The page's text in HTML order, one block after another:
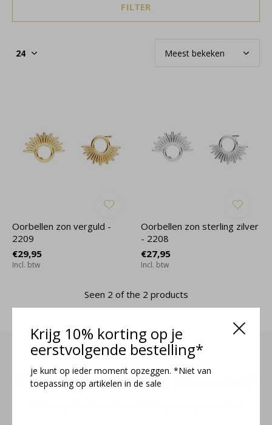
Krijg 10% korting op je
eerstvolgende bestelling*
je kunt op ieder moment opzeggen. *Niet van
toepassing op artikelen in de sale
FILTER
Oorbellen zon verguld -
2209
€29,95
Incl. btw
Oorbellen zon sterling zilver
- 2208
€27,95
Incl. btw
Seen 2 of the 2 products
Meld je aan voor onze nieuwsbrief